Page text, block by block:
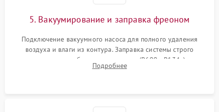
5. Вакуумирование и заправка фреоном
Подключение вакуумного насоса для полного удаления
воздуха и влаги из контура. Заправка системы строго
дозированным объемом хладагента (R600a, R134a) по
электронным весам. Контроль рабочего давления в системе.
Подробнее